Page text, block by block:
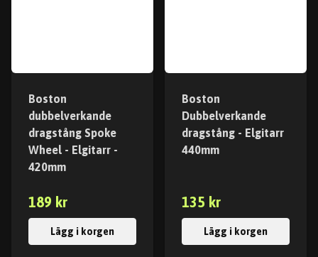
Boston
dubbelverkande
dragstång Spoke
Wheel - Elgitarr -
420mm
189 kr
Lägg i korgen
Boston
Dubbelverkande
dragstång - Elgitarr
440mm
135 kr
Lägg i korgen